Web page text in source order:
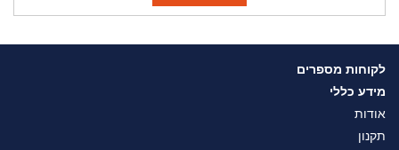
לקוחות מספרים
מידע כללי
אודות
תקנון